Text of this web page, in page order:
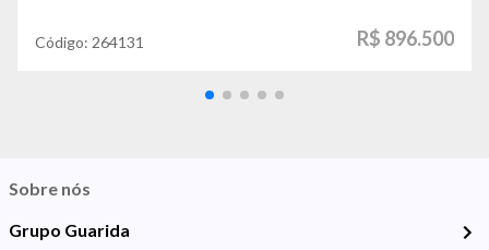
Código: 264131 R$ 896.500
Sobre nós
Grupo Guarida